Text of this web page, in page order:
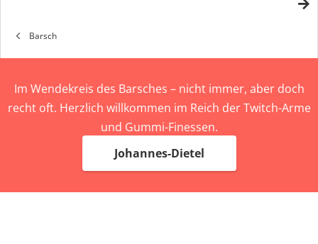
Barsch
Im Wendekreis des Barsches – nicht immer, aber doch
recht oft. Herzlich willkommen im Reich der Twitch-Arme
und Gummi-Finessen.
Johannes-Dietel